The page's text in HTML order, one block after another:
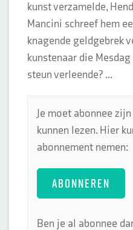
kunst verzamelde,
Mancini schreef hem
knagende geldgebrek
kunstenaar die
steun verleende? ...
Je moet abonnee
kunnen lezen. Hier
abonnement nemen:
ABONNEREN
Ben je al abonnee